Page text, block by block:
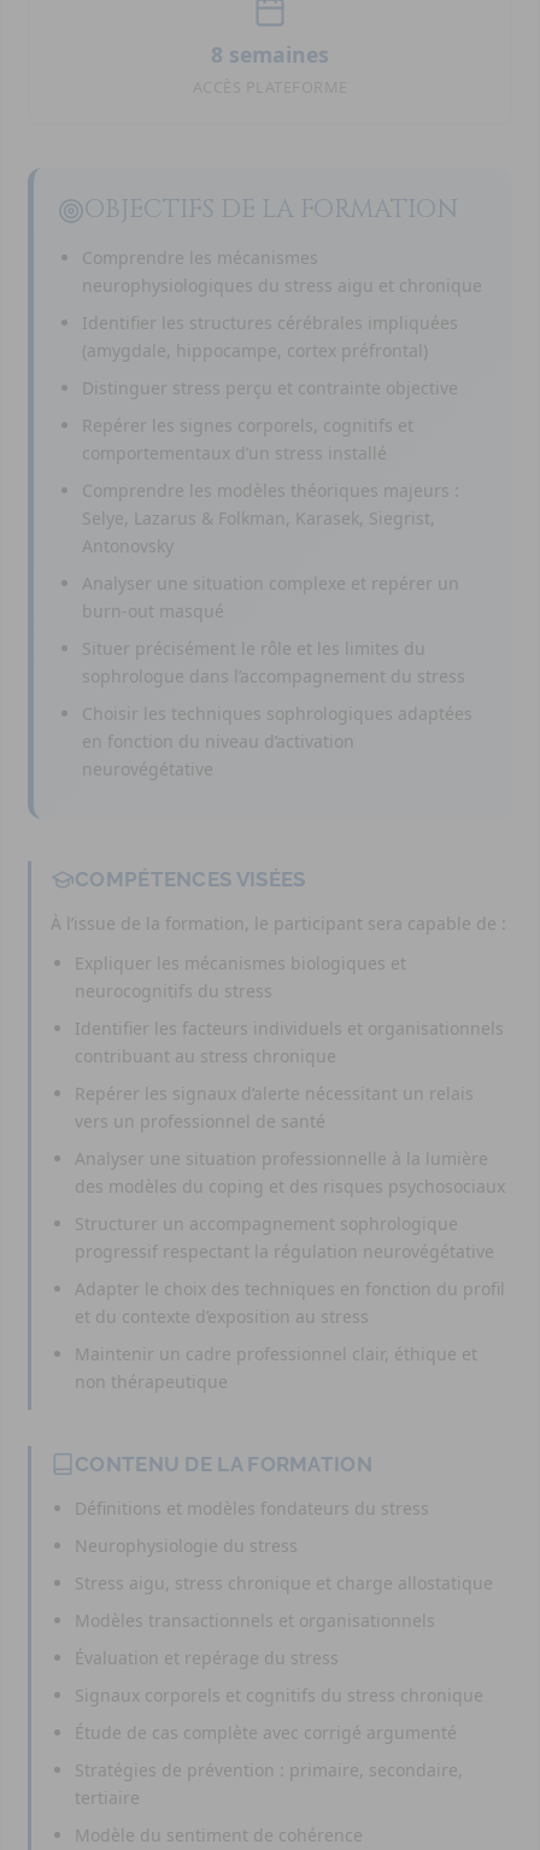
8 semaines
OBJECTIFS DE LA FORMATION
Comprendre les mécanismes
neurophysiologiques du stress aigu et chronique
Identifier les structures cérébrales impliquées
(amygdale, hippocampe, cortex préfrontal)
Distinguer stress perçu et contrainte objective
Repérer les signes corporels, cognitifs et
comportementaux d’un stress installé
Comprendre les modèles théoriques majeurs :
Selye, Lazarus & Folkman, Karasek, Siegrist,
Antonovsky
Analyser une situation complexe et repérer un
burn-out masqué
Situer précisément le rôle et les limites du
sophrologue dans l’accompagnement du stress
Choisir les techniques sophrologiques adaptées
en fonction du niveau d’activation
neurovégétative
COMPÉTENCES VISÉES
À l’issue de la formation, le participant sera capable de :
Expliquer les mécanismes biologiques et
neurocognitifs du stress
Identifier les facteurs individuels et organisationnels
contribuant au stress chronique
Repérer les signaux d’alerte nécessitant un relais
vers un professionnel de santé
Analyser une situation professionnelle à la lumière
des modèles du coping et des risques psychosociaux
Structurer un accompagnement sophrologique
progressif respectant la régulation neurovégétative
Adapter le choix des techniques en fonction du profil
et du contexte d’exposition au stress
Maintenir un cadre professionnel clair, éthique et
non thérapeutique
CONTENU DE LA FORMATION
Définitions et modèles fondateurs du stress
Neurophysiologie du stress
Stress aigu, stress chronique et charge allostatique
Modèles transactionnels et organisationnels
Évaluation et repérage du stress
Signaux corporels et cognitifs du stress chronique
Étude de cas complète avec corrigé argumenté
Stratégies de prévention : primaire, secondaire,
tertiaire
Modèle du sentiment de cohérence